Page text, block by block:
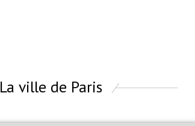
La ville de Paris